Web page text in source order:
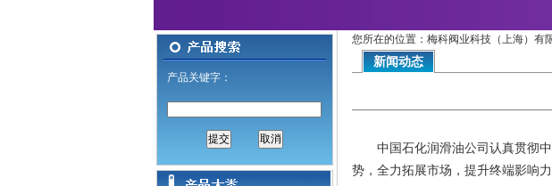
产品关键字：
您所在的位置：梅科阀业科技（上海）有
新闻动态
中国石化润滑油公司认真贯彻中
势，全力拓展市场，提升终端影响